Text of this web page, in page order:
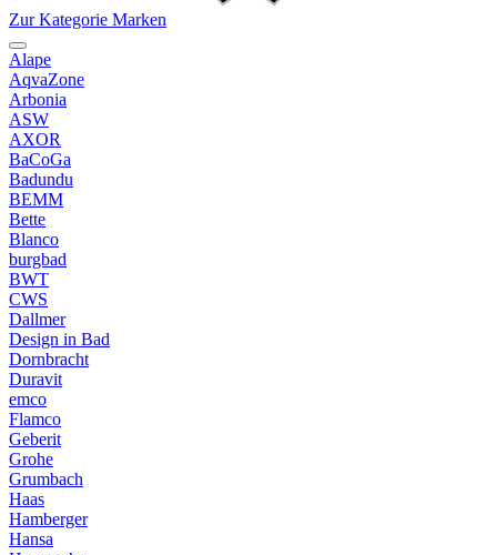
Zur Kategorie Marken
Alape
AqvaZone
Arbonia
ASW
AXOR
BaCoGa
Badundu
BEMM
Bette
Blanco
burgbad
BWT
CWS
Dallmer
Design in Bad
Dornbracht
Duravit
emco
Flamco
Geberit
Grohe
Grumbach
Haas
Hamberger
Hansa